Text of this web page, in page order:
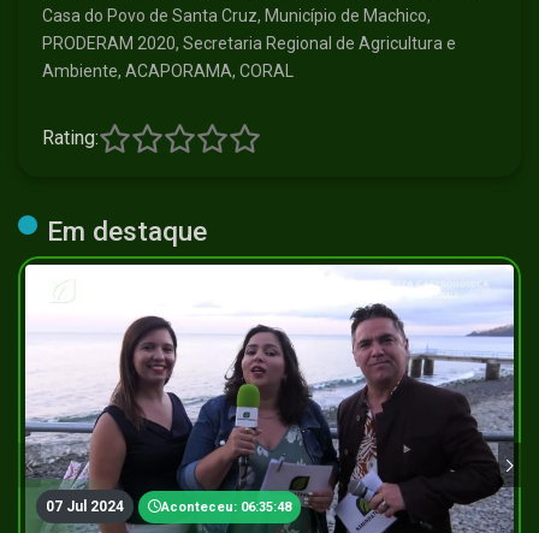
Casa do Povo de Santa Cruz, Município de Machico,
PRODERAM 2020, Secretaria Regional de Agricultura e
Ambiente, ACAPORAMA, CORAL
Rating:
Em destaque
07 Jul 2024 Aconteceu: 06:35:48